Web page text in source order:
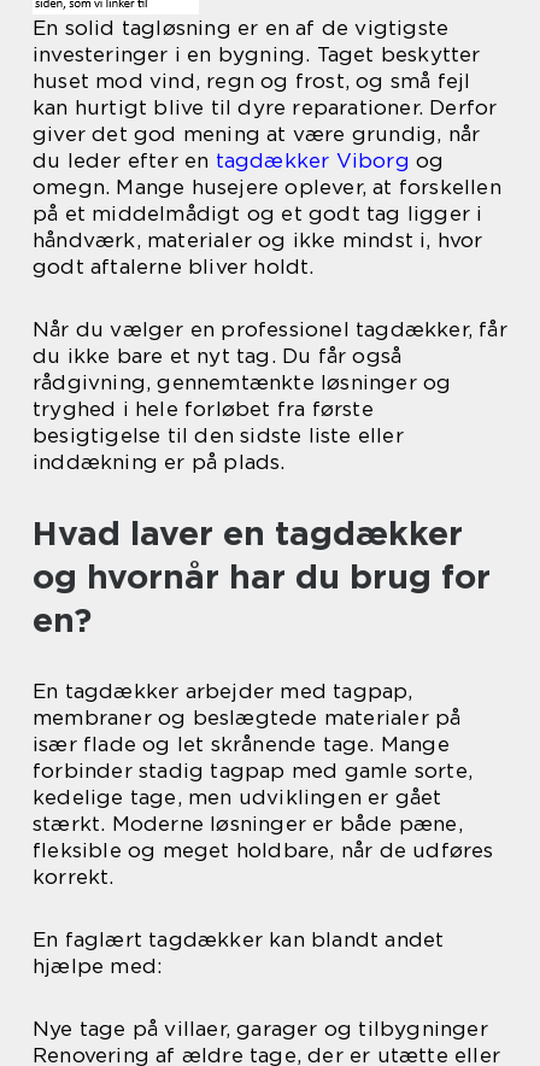
En solid tagløsning er en af de vigtigste
investeringer i en bygning. Taget beskytter
huset mod vind, regn og frost, og små fejl
kan hurtigt blive til dyre reparationer. Derfor
giver det god mening at være grundig, når
du leder efter en tagdækker Viborg og
omegn. Mange husejere oplever, at forskellen
på et middelmådigt og et godt tag ligger i
håndværk, materialer og ikke mindst i, hvor
godt aftalerne bliver holdt.
Når du vælger en professionel tagdækker, får
du ikke bare et nyt tag. Du får også
rådgivning, gennemtænkte løsninger og
tryghed i hele forløbet fra første
besigtigelse til den sidste liste eller
inddækning er på plads.
Hvad laver en tagdækker
og hvornår har du brug for
en?
En tagdækker arbejder med tagpap,
membraner og beslægtede materialer på
især flade og let skrånende tage. Mange
forbinder stadig tagpap med gamle sorte,
kedelige tage, men udviklingen er gået
stærkt. Moderne løsninger er både pæne,
fleksible og meget holdbare, når de udføres
korrekt.
En faglært tagdækker kan blandt andet
hjælpe med:
Nye tage på villaer, garager og tilbygninger
Renovering af ældre tage, der er utætte eller